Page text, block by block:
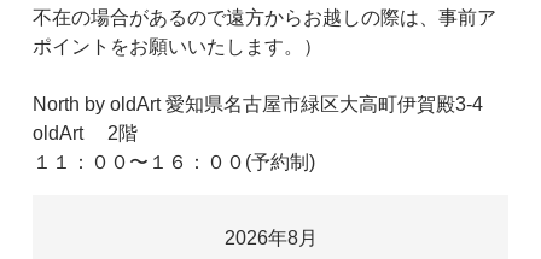
不在の場合があるので遠方からお越しの際は、事前ア
ポイントをお願いいたします。）
North by oldArt 愛知県名古屋市緑区大高町伊賀殿3-4
oldArt 2階
１１：００〜１６：００(予約制)
2026年8月